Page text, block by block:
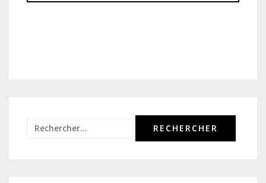
Rechercher :